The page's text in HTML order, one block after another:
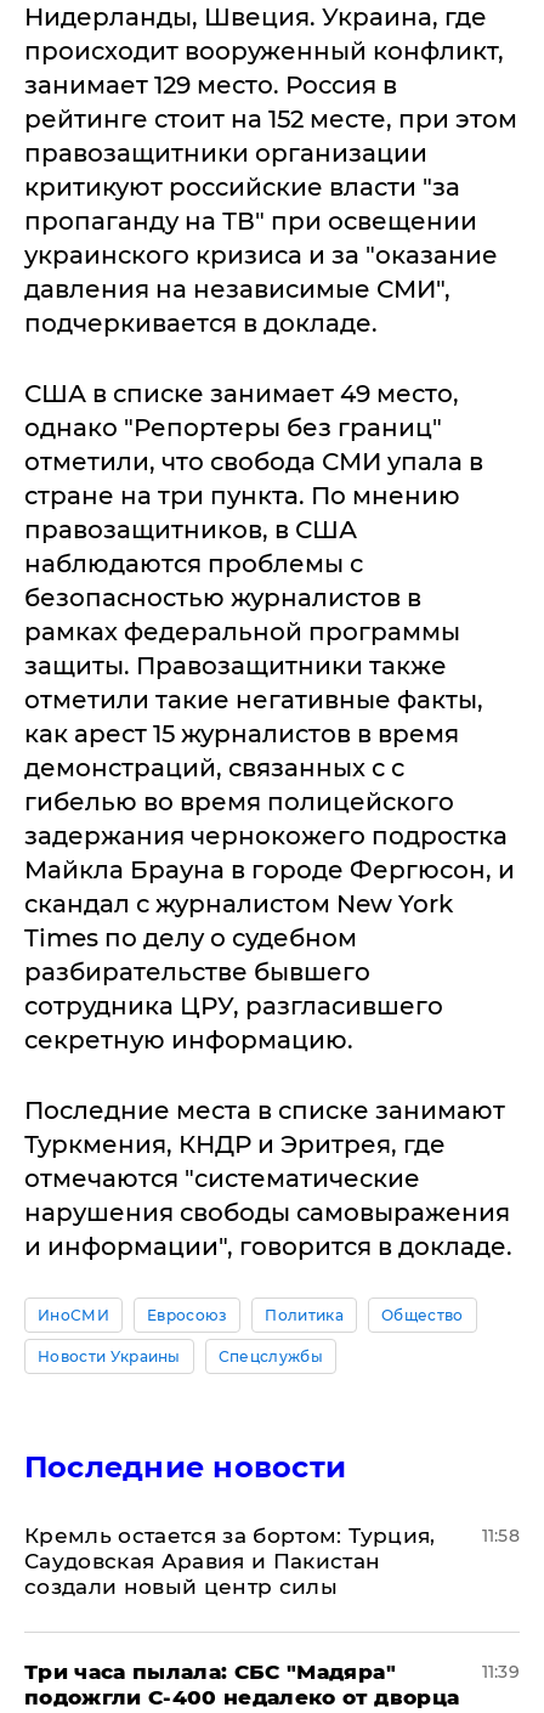
Нидерланды, Швеция. Украина, где
происходит вооруженный конфликт,
занимает 129 место. Россия в
рейтинге стоит на 152 месте, при этом
правозащитники организации
критикуют российские власти "за
пропаганду на ТВ" при освещении
украинского кризиса и за "оказание
давления на независимые СМИ",
подчеркивается в докладе.
США в списке занимает 49 место,
однако "Репортеры без границ"
отметили, что свобода СМИ упала в
стране на три пункта. По мнению
правозащитников, в США
наблюдаются проблемы с
безопасностью журналистов в
рамках федеральной программы
защиты. Правозащитники также
отметили такие негативные факты,
как арест 15 журналистов в время
демонстраций, связанных с с
гибелью во время полицейского
задержания чернокожего подростка
Майкла Брауна в городе Фергюсон, и
скандал с журналистом New York
Times по делу о судебном
разбирательстве бывшего
сотрудника ЦРУ, разгласившего
секретную информацию.
Последние места в списке занимают
Туркмения, КНДР и Эритрея, где
отмечаются "систематические
нарушения свободы самовыражения
и информации", говорится в докладе.
ИноСМИ Евросоюз Политика Общество
Новости Украины Спецслужбы
Последние новости
​Кремль остается за бортом: Турция,
Саудовская Аравия и Пакистан
создали новый центр силы
11:58
Три часа пылала: СБС "Мадяра"
подожгли С-400 недалеко от дворца
11:39